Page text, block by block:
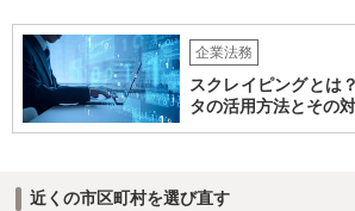
や受託業務の遂行として扱われれないか（これ
報酬の発生の有無等） •生徒のミス等により発
（プログラミングスクールが責任を負う範囲、
があるのか否か等） •開発案件に関わった生徒
漏洩しないような対策を講じる なお、インタ
術の教授」(いわゆるパソコン教室)に該当する
企業法務
スクレイピングとは
タの活用方法とその
近くの市区町村を選び直す